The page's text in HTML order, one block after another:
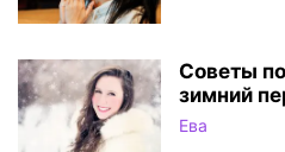
Советы
зимний
Ева